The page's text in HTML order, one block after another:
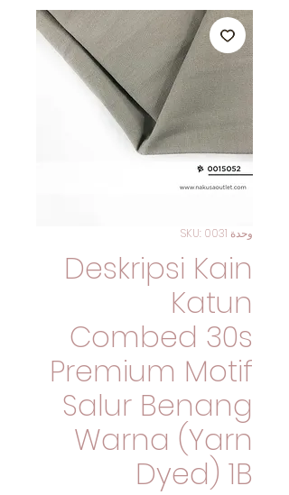
وحدة SKU: 0031
Deskripsi Kain
Katun
Combed 30s
Premium Motif
Salur Benang
Warna (Yarn
Dyed) 1B